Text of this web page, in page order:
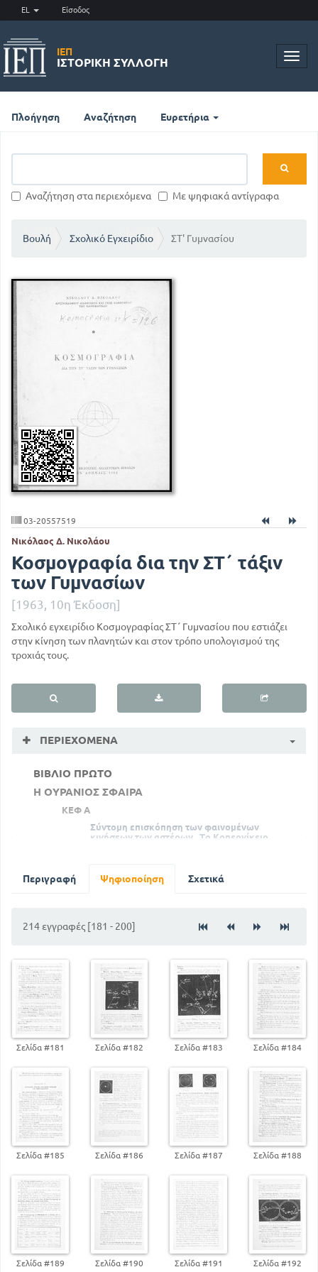
EL Είσοδος
ΙΕΠ
ΙΣΤΟΡΙΚΉ ΣΥΛΛΟΓΉ
Πλοήγηση Αναζήτηση Ευρετήρια
Αναζήτηση στα περιεχόμενα Με ψηφιακά αντίγραφα
Βουλή Σχολικό Εγχειρίδιο ΣΤ' Γυμνασίου
03-20557519
Νικόλαος Δ. Νικολάου
Κοσμογραφία δια την ΣΤ΄ τάξιν
των Γυμνασίων
[1963, 10η Έκδοση]
Σχολικό εγχειρίδιο Κοσμογραφίας ΣΤ΄ Γυμνασίου που εστιάζει
στην κίνηση των πλανητών και στον τρόπο υπολογισμού της
τροχιάς τους.
ΠΕΡΙΕΧΌΜΕΝΑ
ΒΙΒΛΙΟ ΠΡΩΤΟ
Η ΟΥΡΑΝΙΟΣ ΣΦΑΙΡΑ
ΚΕΦ Α
Σύντομη επισκόπηση των φαινομένων
κινήσεων των αστέρων . Το Κοπερνίκειο
ΚΕΦ Β
Ο ΗΛΙΟΣ
Φαινομένη κίνηση του Ηλίου
40
Μέτρηση του χρόνου. Αληθής και μέσος
ηλιακός χρόνος.
49
ΚΕΦ Γ
Ηλίου
60
ΒΙΒΛΙΟ ΤΡΙΤΟ
ΟΙ ΠΛΑΝΗΤΕΣ 71
ΒΙΒΛΙΟ ΤΕΤΑΡΤΟ
Η ΓΗ 104
Η ΣΕΛΗΝΗ 138
ΒΙΒΛΙΟ ΕΚΤΟ
ΚΟΜΗΤΕΣ ΚΑΙ ΜΕΤΕΩΡΑ 162
ΒΙΒΛΙΟ ΕΒΔΟΜΟ
ΑΠΛΑΝΕΙΣ ΑΣΤΕΡΕΣ ΚΑΙ ΝΕΦΕΛΩΜΑΤΑ 172
Περιγραφή Ψηφιοποίηση Σχετικά
214 εγγραφές [181 - 200]
Σελίδα #181 Σελίδα #182 Σελίδα #183 Σελίδα #184
Σελίδα #185 Σελίδα #186 Σελίδα #187 Σελίδα #188
Σελίδα #189 Σελίδα #190 Σελίδα #191 Σελίδα #192